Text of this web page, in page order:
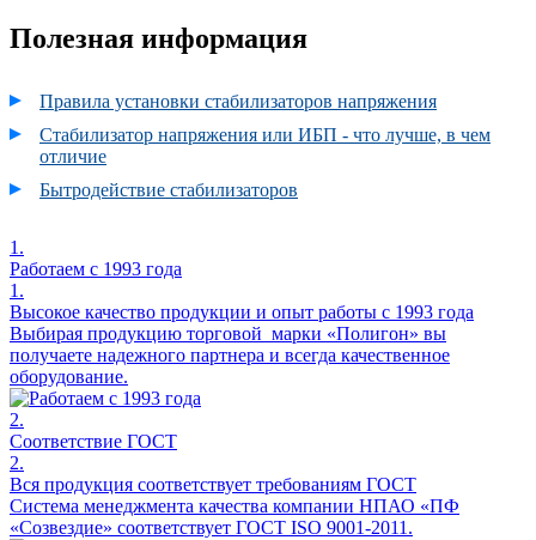
Полезная информация
Правила установки стабилизаторов напряжения
Стабилизатор напряжения или ИБП - что лучше, в чем
отличие
Бытродействие стабилизаторов
1.
Работаем с 1993 года
1.
Высокое качество продукции и опыт работы с 1993 года
Выбирая продукцию торговой марки «Полигон» вы
получаете надежного партнера и всегда качественное
оборудование.
2.
Соответствие ГОСТ
2.
Вся продукция соответствует требованиям ГОСТ
Система менеджмента качества компании НПАО «ПФ
«Созвездие» соответствует ГОСТ ISO 9001-2011.